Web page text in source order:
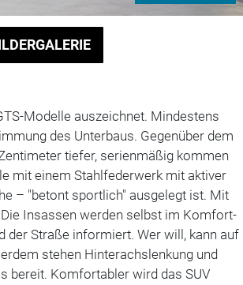
Modelle auszeichnet. Mindestens
des Unterbaus. Gegenüber dem
tiefer, serienmäßig kommen
mit einem Stahlfederwerk mit aktiver
– "betont sportlich" ausgelegt ist. Mit
Insassen werden selbst im Komfort-
der Straße informiert. Wer will, kann auf
stehen Hinterachslenkung und
bereit. Komfortabler wird das SUV